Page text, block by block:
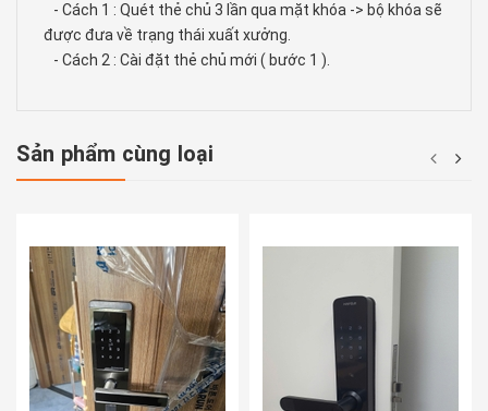
- Cách 1 : Quét thẻ chủ 3 lần qua mặt khóa -> bộ khóa sẽ
được đưa về trạng thái xuất xưởng.
- Cách 2 : Cài đặt thẻ chủ mới ( bước 1 ).
Sản phẩm cùng loại